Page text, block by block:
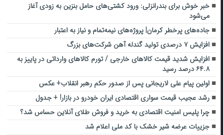
خبر خوش برای بندرانزلی: ورود کشتی‌های حامل بنزین به زودی آغاز
می‌شود
جاده‌های پرخطر کرمان| پروژه‌های نیمه‌تمام و نیاز به اعتبار
افزایش ۷ درصدی تولید گندله آهن شرکت‌های بزرگ
افزایش شدید قیمت کالا‌های خارجی / تورم کالا‌های وارداتی در پاییز به
۶۴.۸ درصد رسید
اولین پیام علی لاریجانی پس از صدور حکم رهبر انقلاب+ عکس
رشد عجیب قیمت سواری اقتصادی ایران خودرو در بازار! + جدول
چرا پلیس امنیت اقتصادی به خرید و فروش طلای آنلاین حساس شد؟
جزییات عرضه شیر خشک با کد ملی اعلام شد